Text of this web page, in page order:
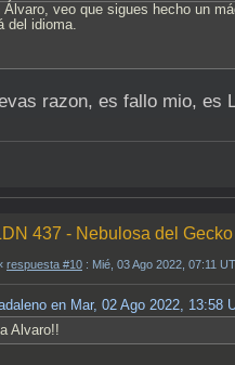
Álvaro, veo que sigues hecho un
del idioma.
razon, es fallo mio, es
437 - Nebulosa del Gecko
respuesta #10 : Mié, 03 Ago 2022, 07:11
en Mar, 02 Ago 2022, 13:58
Alvaro!!